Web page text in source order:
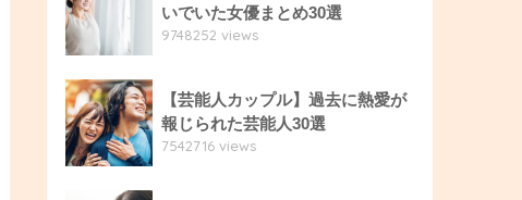
いでいた女優まとめ30選
9748252 views
【芸能人カップル】過去に熱愛が
報じられた芸能人30選
7542716 views